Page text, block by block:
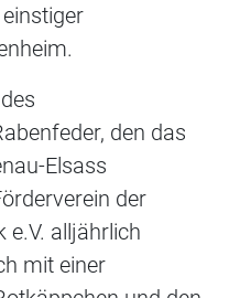
den das
Elsass
der
e.V. alljährlich
mit einer